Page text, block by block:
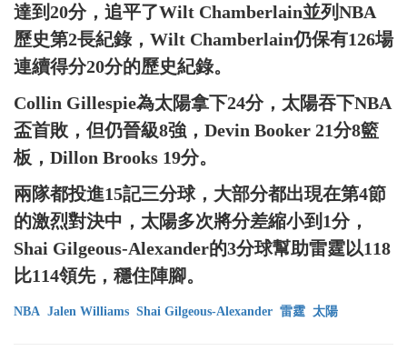
達到20分，追平了Wilt Chamberlain並列NBA
歷史第2長紀錄，Wilt Chamberlain仍保有126場
連續得分20分的歷史紀錄。
Collin Gillespie為太陽拿下24分，太陽吞下NBA
盃首敗，但仍晉級8強，Devin Booker 21分8籃
板，Dillon Brooks 19分。
兩隊都投進15記三分球，大部分都出現在第4節
的激烈對決中，太陽多次將分差縮小到1分，
Shai Gilgeous-Alexander的3分球幫助雷霆以118
比114領先，穩住陣腳。
NBA Jalen Williams Shai Gilgeous-Alexander 雷霆 太陽